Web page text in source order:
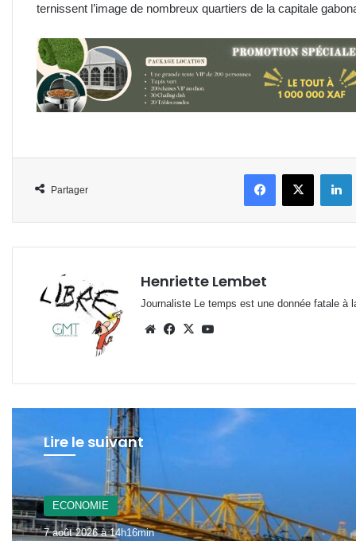
ternissent l’image de nombreux quartiers de la capitale
Partager
FacebookX
Henriette Lembet
Journaliste Le temps est une donnée fatale à
WebsiteFacebook
X
Lire le suivant
ECONOMIE
7 août 2026 à 14h16min